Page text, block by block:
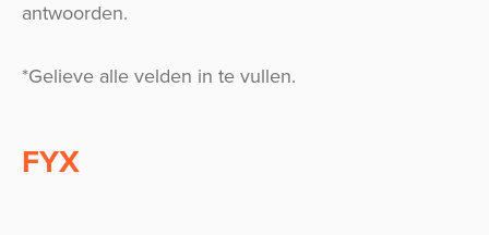
antwoorden.
*Gelieve alle velden in te vullen.
FYX